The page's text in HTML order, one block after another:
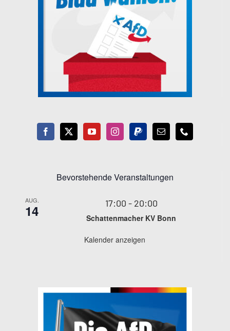
Bevorstehende Veranstaltungen
AUG.
14 17:00 - 20:00
Schattenmacher KV Bonn
Kalender anzeigen